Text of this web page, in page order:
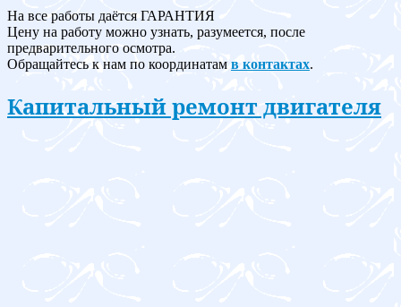
На все работы даётся ГАРАНТИЯ
Цену на работу можно узнать, разумеется, после
предварительного осмотра.
Обращайтесь к нам по координатам в контактах.
Капитальный ремонт двигателя